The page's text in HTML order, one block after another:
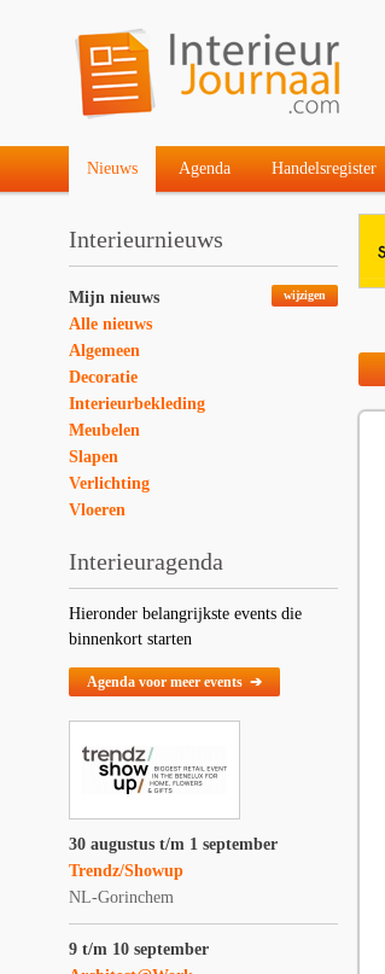
Nieuws Agenda Handelsregister
Interieurnieuws
wijzigen
Mijn nieuws
Alle nieuws
Algemeen
Decoratie
Interieurbekleding
Meubelen
Slapen
Verlichting
Vloeren
Interieuragenda
Hieronder belangrijkste events die
binnenkort starten
Agenda voor meer events ➔
30 augustus t/m 1 september
Trendz/Showup
NL-Gorinchem
9 t/m 10 september